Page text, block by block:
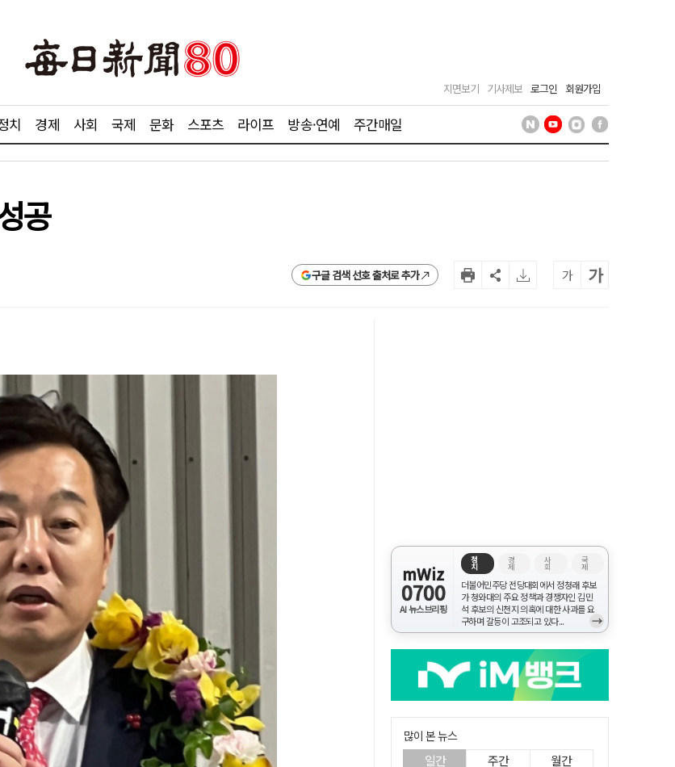
지면보기 기사제보 로그인 회원가입
치 경제 사회 국제 문화 스포츠 라이프 방송·연예 주간매일
공
구글 검색 선호 출처로 추가 가 가
mWiz
0700
AI 뉴스브리핑
정
치
경
제
사
회
국
제
더불어민주당 전당대회에서 정청래 후보
가 청와대의 주요 정책과 경쟁자인 김민
석 후보의 신천지 의혹에 대한 사과를 요
구하며 갈등이 고조되고 있다...
→
많이 본 뉴스
일간 주간 월간